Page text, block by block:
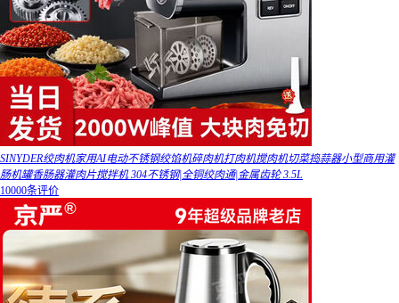
SINYDER绞肉机家用AI电动不锈钢绞馅机碎肉机打肉机搅肉机切菜捣蒜器小型商用灌
肠机罐香肠器灌肉片搅拌机 304不锈钢|全铜绞肉通|金属齿轮 3.5L
10000条评价